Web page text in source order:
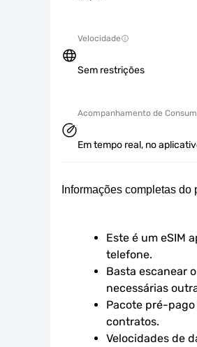
Velocidade
Sem restrições
Acompanhamento de
Em tempo real, no
Informações completas do
Este é um eSIM
telefone.
Basta escanear
necessárias
Pacote pré-
contratos.
Velocidades de